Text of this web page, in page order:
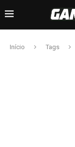
Início Tags